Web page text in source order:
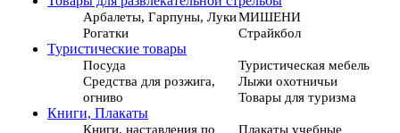
Арбалеты, Гарпуны, ЛукиМИШЕНИ
Рогатки
Страйкбол
Туристические товары
Посуда
Туристическая мебель
Средства для розжига,
огниво
Лыжи охотничьи
Товары для туризма
Книги, Плакаты
Книги, наставления по
Плакаты учебные